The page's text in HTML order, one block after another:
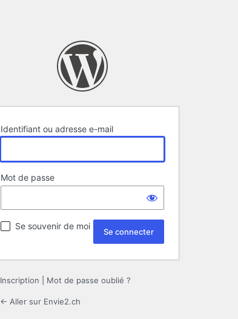
Identifiant ou adresse e-mail
Mot de passe
Se souvenir de moi
Inscription Mot de passe oublié ?
← Aller sur Envie2.ch